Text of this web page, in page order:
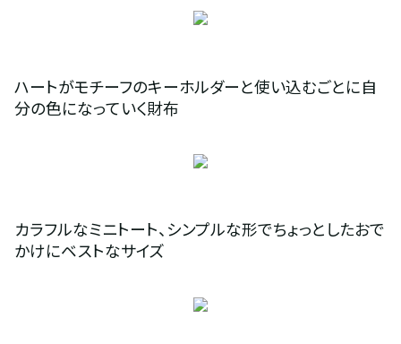
ハートがモチーフのキーホルダーと使い込むごとに自
分の色になっていく財布
カラフルなミニトート、シンプルな形でちょっとしたおで
かけにベストなサイズ